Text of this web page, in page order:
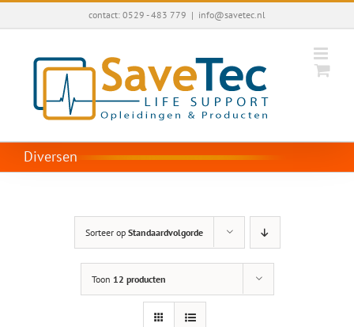
Ga
contact: 0529 - 483 779 | info@savetec.nl
Diversen
Sorteer op Standaardvolgorde
Toon 12 producten